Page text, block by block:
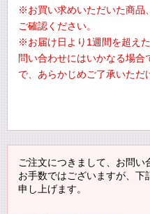
※お買い求めいただいた商品
ご確認ください。
※お届け日より1週間を超え
問い合わせにはいかなる場
で、あらかじめご了承いただ
ご注文につきまして、お問い
お手数ではございますが、
申し上げます。